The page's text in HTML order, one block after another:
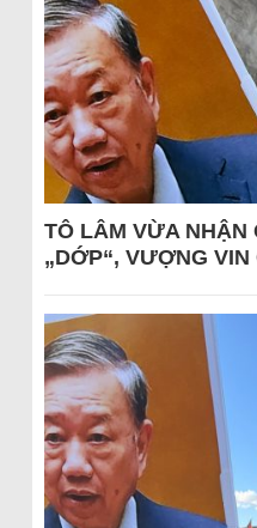
TÔ LÂM VỪA NHẬN
„DỚP“, VƯỢNG